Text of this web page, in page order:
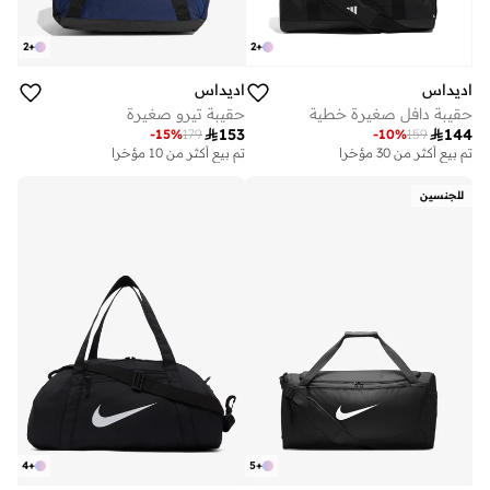
+
2
اديداس
حقيبة دافل صغيرة خطية
144
159
-10%
تم بيع أكثر من 30 مؤخرا
+
2
اديداس
حقيبة تيرو صغيرة
153
179
-15%
تم بيع أكثر من 10 مؤخرا
للجنسين
+
5
+
4